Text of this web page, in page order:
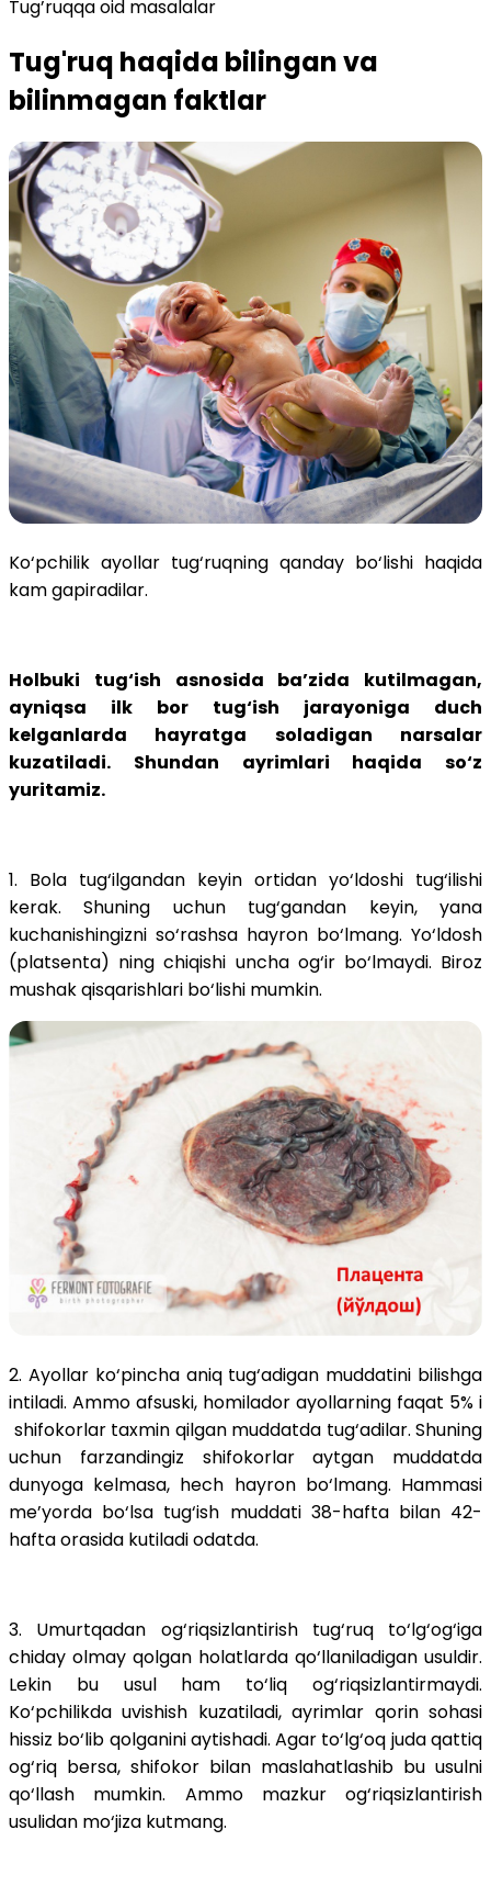
Tug’ruqqa oid masalalar
Tug'ruq haqida bilingan va
bilinmagan faktlar
Ko‘pchilik ayollar tug‘ruqning qanday bo‘lishi haqida
kam gapiradilar.
Holbuki tug‘ish asnosida ba’zida kutilmagan,
ayniqsa ilk bor tug‘ish jarayoniga duch
kelganlarda hayratga soladigan narsalar
kuzatiladi. Shundan ayrimlari haqida so‘z
yuritamiz.
1. Bola tug‘ilgandan keyin ortidan yo‘ldoshi tug‘ilishi
kerak. Shuning uchun tug‘gandan keyin, yana
kuchanishingizni so‘rashsa hayron bo‘lmang. Yo‘ldosh
(platsenta) ning chiqishi uncha og‘ir bo‘lmaydi. Biroz
mushak qisqarishlari bo‘lishi mumkin.
2. Ayollar ko‘pincha aniq tug‘adigan muddatini bilishga
intiladi. Ammo afsuski, homilador ayollarning faqat 5% i
shifokorlar taxmin qilgan muddatda tug‘adilar. Shuning
uchun farzandingiz shifokorlar aytgan muddatda
dunyoga kelmasa, hech hayron bo‘lmang. Hammasi
me’yorda bo‘lsa tug‘ish muddati 38-hafta bilan 42-
hafta orasida kutiladi odatda.
3. Umurtqadan og‘riqsizlantirish tug‘ruq to‘lg‘og‘iga
chiday olmay qolgan holatlarda qo‘llaniladigan usuldir.
Lekin bu usul ham to‘liq og‘riqsizlantirmaydi.
Ko‘pchilikda uvishish kuzatiladi, ayrimlar qorin sohasi
hissiz bo‘lib qolganini aytishadi. Agar to‘lg‘oq juda qattiq
og‘riq bersa, shifokor bilan maslahatlashib bu usulni
qo‘llash mumkin. Ammo mazkur og‘riqsizlantirish
usulidan mo‘jiza kutmang.